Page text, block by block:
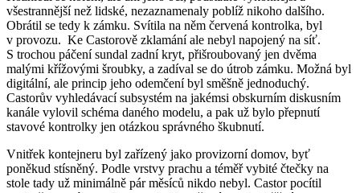
všestrannější než lidské, nezaznamenaly poblíž nikoho dalšího.
Obrátil se tedy k zámku. Svítila na něm červená kontrolka, byl
v provozu. Ke Castorově zklamání ale nebyl napojený na síť.
S trochou páčení sundal zadní kryt, přišroubovaný jen dvěma
malými křížovými šroubky, a zadíval se do útrob zámku. Možná byl
digitální, ale princip jeho odemčení byl směšně jednoduchý.
Castorův vyhledávací subsystém na jakémsi obskurním diskusním
kanále vylovil schéma daného modelu, a pak už bylo přepnutí
stavové kontrolky jen otázkou správného škubnutí.
Vnitřek kontejneru byl zařízený jako provizorní domov, byť
poněkud stísněný. Podle vrstvy prachu a téměř vybité čtečky na
stole tady už minimálně pár měsíců nikdo nebyl. Castor pocítil